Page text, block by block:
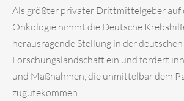
Als größter privater Drittmittelgeber auf
Onkologie nimmt die Deutsche
herausragende Stellung in der deutschen
Forschungslandschaft ein und fördert
und Maßnahmen, die unmittelbar dem
zugutekommen.